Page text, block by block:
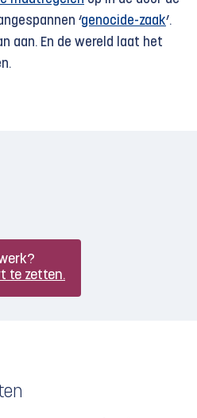
‘genocide-zaak’.
aan. En de wereld laat het
te zetten.